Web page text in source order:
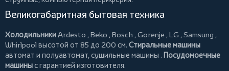
Великогабаритная бытовая техника
ХолодильникиArdesto ,Beko ,Bosch ,Gorenje ,LG ,Samsung ,
Whirlpool высотой от 85 до 200 см. Стиральные машины
автомат и полуавтомат,сушильные машины . Посудомоечные
машиныс гарантией изготовителя.